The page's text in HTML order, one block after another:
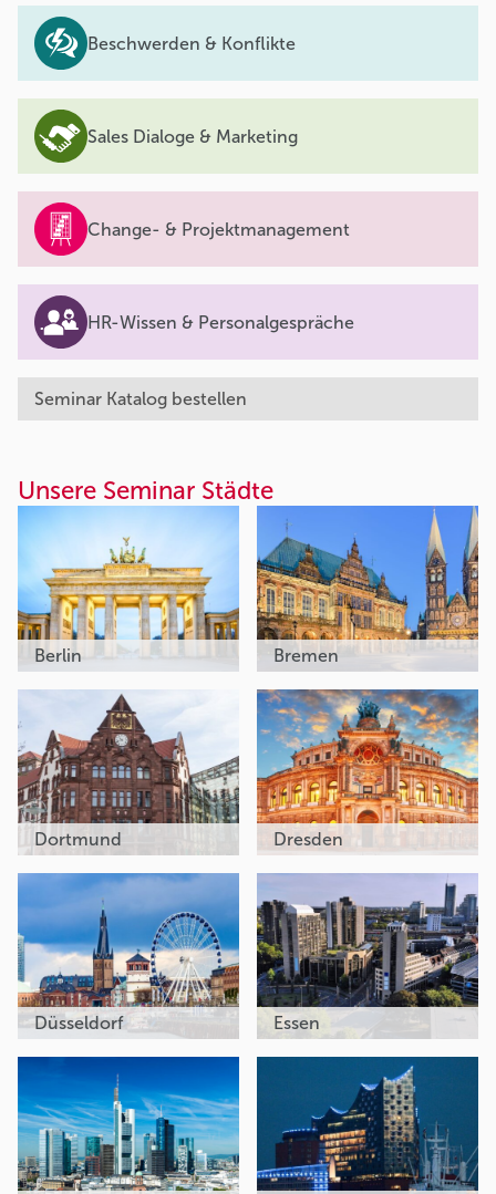
Beschwerden & Konflikte
Sales Dialoge & Marketing
Change- & Projektmanagement
HR-Wissen & Personalgespräche
Seminar Katalog bestellen
Unsere Seminar Städte
Berlin Bremen
Dortmund Dresden
Düsseldorf Essen